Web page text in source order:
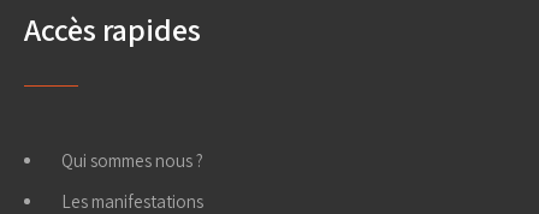
Accès rapides
Qui sommes nous ?
Les manifestations